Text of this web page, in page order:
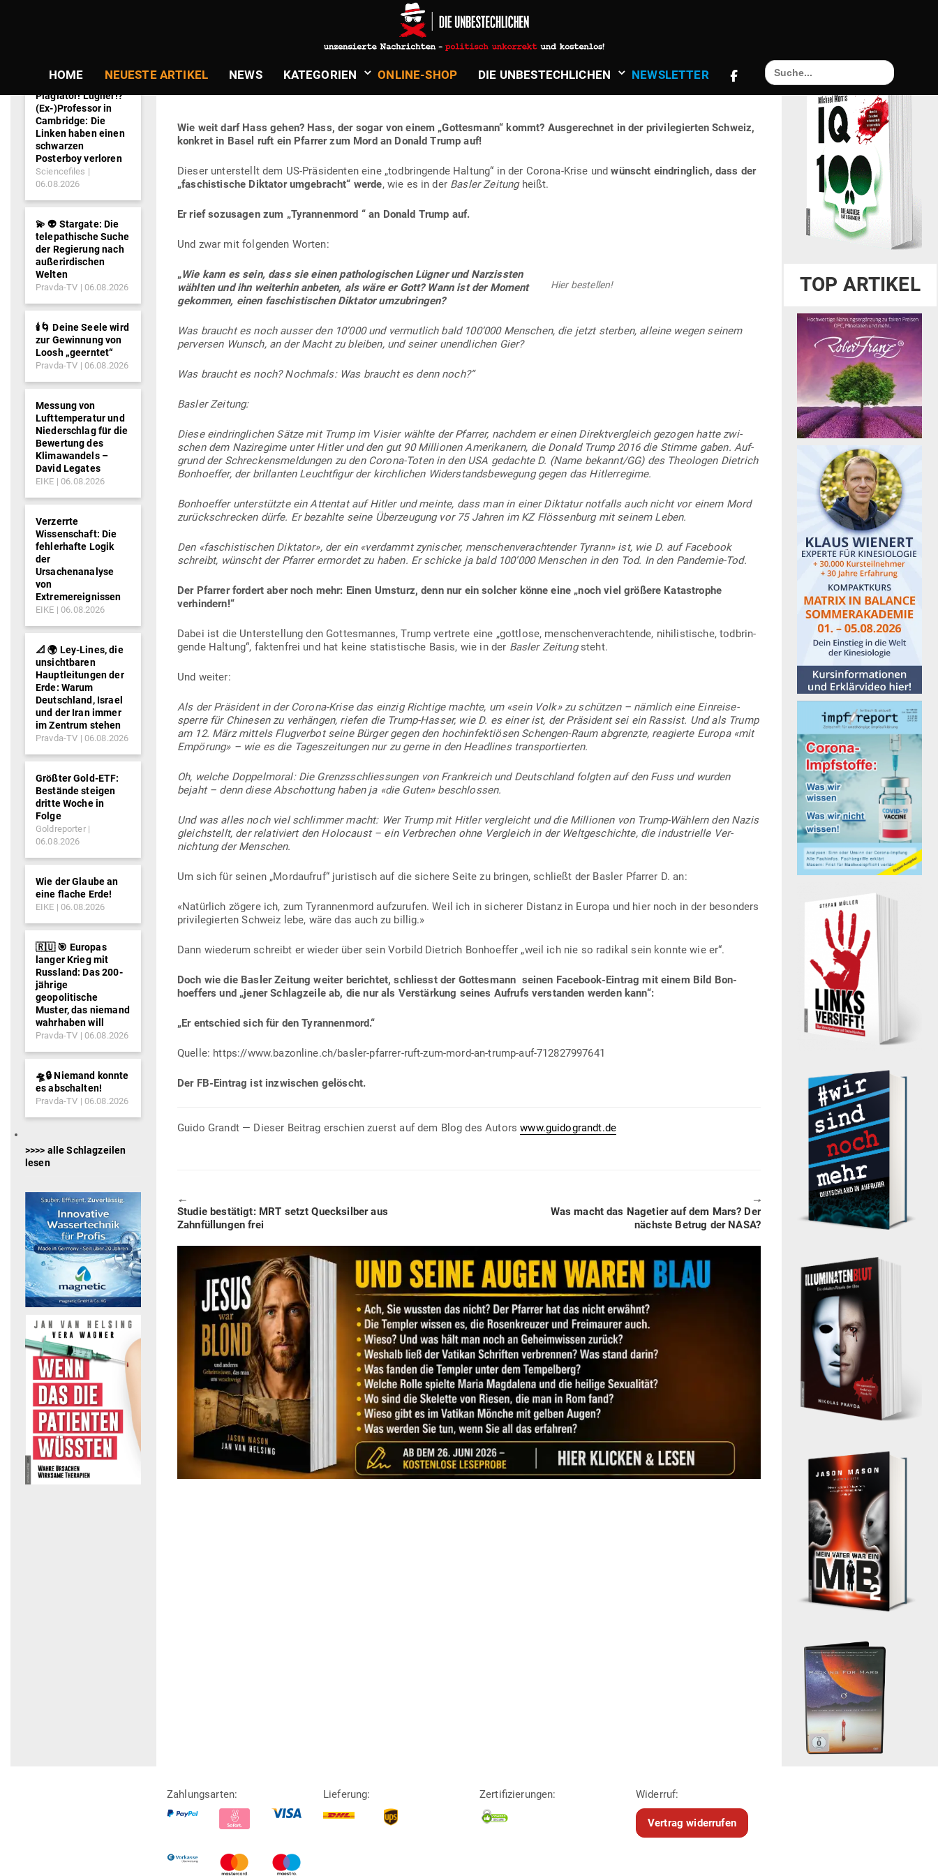
HOME NEUESTE ARTIKEL NEWS KATE­GORIEN ONLINE-SHOP DIE UNBE­STECH­LICHEN NEWS­LETTER
Search
for:
Politik & Aktuelles
PRÄ­SIDENT DONALD TRUMP AUF!
Wie weit darf Hass gehen? Hass, der sogar von einem „Got­tesmann“ kommt? Aus­ge­rechnet in der pri­vi­le­gierten Schweiz,
konkret in Basel ruft ein Pfarrer zum Mord an Donald Trump auf!
Dieser unter­stellt dem US-Prä­si­denten eine „tod­brin­gende Haltung“ in der Corona-Krise undwünscht ein­dringlich, dass der
„faschis­tische Dik­tator umge­bracht“ werde, wie es in der Basler Zeitungheißt.
Er rief sozu­sagen zum „Tyran­nenmord “ an Donald Trump auf.
Und zwar mit fol­genden Worten:
Hier bestellen!
„Wie kann es sein, dass sie einen patho­lo­gi­schen Lügner und Nar­zissten
wählten und ihn wei­terhin anbeten, als wäre er Gott? Wann ist der Moment
gekommen, einen faschis­ti­schen Dik­tator umzu­bringen?
Was braucht es noch ausser den 10’000 und ver­mutlich bald 100’000 Men­schen, die jetzt sterben, alleine wegen seinem
per­versen Wunsch, an der Macht zu bleiben, und seiner unend­lichen Gier?
Was braucht es noch? Nochmals: Was braucht es denn noch?“
Basler Zeitung:
Diese ein­dring­lichen Sätze mit Trump im Visier wählte der Pfarrer, nachdem er einen Direkt­ver­gleich gezogen hatte zwi­
schen dem Nazi­regime unter Hitler und den gut 90 Mil­lionen Ame­ri­kanern, die Donald Trump 2016 die Stimme gaben. Auf­
grund der Schre­ckens­mel­dungen zu den Corona-Toten in den USA gedachte D. (Name bekannt/GG) des Theo­logen Dietrich
Bon­hoeffer, der bril­lanten Leucht­figur der kirch­lichen Wider­stands­be­wegung gegen das Hitlerregime.
Bon­hoeffer unter­stützte ein Attentat auf Hitler und meinte, dass man in einer Dik­tatur not­falls auch nicht vor einem Mord
zurück­schrecken dürfe. Er bezahlte seine Über­zeugung vor 75 Jahren im KZ Flös­senburg mit seinem Leben.
Den «faschis­ti­schen Dik­tator», der ein «ver­dammt zyni­scher, men­schen­ver­ach­tender Tyrann» ist, wie D. auf Facebook
schreibt, wünscht der Pfarrer ermordet zu haben. Er schicke ja bald 100’000 Men­schen in den Tod. In den Pandemie-Tod.
Der Pfarrer fordert aber noch mehr: Einen Umsturz, denn nur ein solcher könne eine „noch viel größere Kata­strophe
verhindern!“
Dabei ist die Unter­stellung den Got­tes­mannes, Trump ver­trete eine „gottlose, men­schen­ver­ach­tende, nihi­lis­tische, tod­brin­
gende Haltung“, fak­tenfrei und hat keine sta­tis­tische Basis, wie in der Basler Zeitungsteht.
Und weiter:
Als der Prä­sident in der Corona-Krise das einzig Richtige machte, um «sein Volk» zu schützen – nämlich eine Ein­rei­se­
sperre für Chi­nesen zu ver­hängen, riefen die Trump-Hasser, wie D. es einer ist, der Prä­sident sei ein Rassist. Und als Trump
am 12. März mittels Flug­verbot seine Bürger gegen den hoch­in­fek­tiösen Schengen-Raum abgrenzte, reagierte Europa «mit
Empörung» – wie es die Tages­zei­tungen nur zu gerne in den Head­lines transportierten.
Oh, welche Dop­pel­moral: Die Grenzsschlies­sungen von Frank­reich und Deutschland folgten auf den Fuss und wurden
bejaht – denn diese Abschottung haben ja «die Guten» beschlossen.
Und was alles noch viel schlimmer macht: Wer Trump mit Hitler ver­gleicht und die Mil­lionen von Trump-Wählern den Nazis
gleich­stellt, der rela­ti­viert den Holo­caust – ein Ver­brechen ohne Ver­gleich in der Welt­ge­schichte, die indus­trielle Ver­
nichtung der Menschen.
Um sich für seinen „Mord­aufruf“ juris­tisch auf die sichere Seite zu bringen, schließt der Basler Pfarrer D. an:
«Natürlich zögere ich, zum Tyran­nenmord auf­zu­rufen. Weil ich in sicherer Distanz in Europa und hier noch in der besonders
pri­vi­le­gierten Schweiz lebe, wäre das auch zu billig.»
Dann wie­derum schreibt er wieder über sein Vorbild Dietrich Bon­hoeffer „weil ich nie so radikal sein konnte wie er“.
Doch wie die Basler Zeitung weiter berichtet, schliesst der Got­tesmann seinen Facebook-Eintrag mit einem Bild Bon­
hoeffers und „jener Schlag­zeile ab, die nur als Ver­stärkung seines Aufrufs ver­standen werden kann“:
„Er ent­schied sich für den Tyrannenmord.“
Quelle: https://www.bazonline.ch/basler-pfarrer-ruft-zum-mord-an-trump-auf-712827997641
Der FB-Eintrag ist inzwi­schen gelöscht.
Guido Grandt — Dieser Beitrag erschien zuerst auf dem Blog des Autorswww.guidograndt.de
🠔
Previous
post:
Studie bestätigt: MRT setzt Queck­silber aus
Zahn­fül­lungen frei
🠖
Next
Was macht das Nagetier auf dem Mars? Der
nächste Betrug der NASA?
Plagiator! Lügner!?
(Ex-)Professor in
Cambridge: Die
Linken haben einen
schwarzen
Posterboy verloren
Sciencefiles
06.08.2026
💫 👽 Stargate: Die
telepathische Suche
der Regierung nach
außerirdischen
Welten
Pravda-TV 06.08.2026
🕯️🌀 Deine Seele wird
zur Gewinnung von
Loosh „geerntet“
Pravda-TV 06.08.2026
Messung von
Lufttemperatur und
Niederschlag für die
Bewertung des
Klimawandels –
David Legates
EIKE 06.08.2026
Verzerrte
Wissenschaft: Die
fehlerhafte Logik
der
Ursachenanalyse
von
Extremereignissen
EIKE 06.08.2026
📐 🌍 Ley-Lines, die
unsichtbaren
Hauptleitungen der
Erde: Warum
Deutschland, Israel
und der Iran immer
im Zentrum stehen
Pravda-TV 06.08.2026
Größter Gold-ETF:
Bestände steigen
dritte Woche in
Folge
Goldreporter
06.08.2026
Wie der Glaube an
eine flache Erde!
EIKE 06.08.2026
🇷🇺 🎯 Europas
langer Krieg mit
Russland: Das 200-
jährige
geopolitische
Muster, das niemand
wahrhaben will
Pravda-TV 06.08.2026
🛸🔒 Niemand konnte
es abschalten!
Pravda-TV 06.08.2026
>>>> alle Schlagzeilen
lesen
TOP ARTIKEL
Zahlungsarten: Lieferung: Zertifizierungen: Widerruf:
Vertrag widerrufen